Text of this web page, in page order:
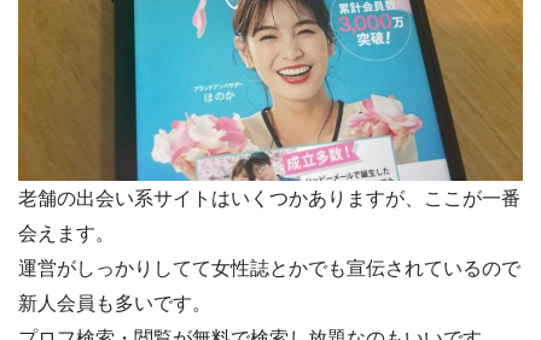
老舗の出会い系サイトはいくつかありますが、ここが一番
会えます。
運営がしっかりしてて女性誌とかでも宣伝されているので
新人会員も多いです。